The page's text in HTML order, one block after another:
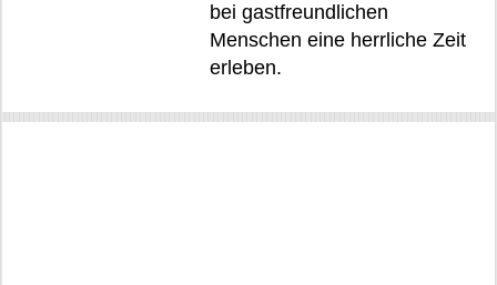
bei gastfreundlichen
Menschen eine herrliche Zeit
erleben.